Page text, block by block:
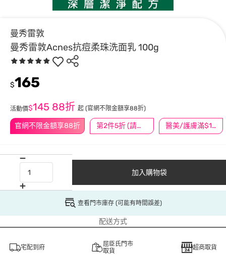
曼秀雷敦
曼秀雷敦Acnes抗痘柔珠洗面乳 100g
官網不限金額享88折 第2件5折 (請任選2件商品) 醫美/護膚滿$1200送$200
$165
活動價$145 88折 起 (官網不限金額享88折)
加入購物袋
查看門市庫存 (可能有時間誤差)
配送方式
宅配到府
屈臣氏門市
取貨
超商取貨